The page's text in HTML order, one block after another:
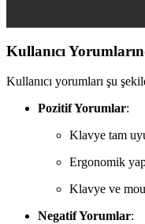
Kullanıcı
Kullanıcı yorumları şu
Pozitif Yorumlar:
Klavye tam
Ergonomik
Klavye ve
Negatif Yorumlar: